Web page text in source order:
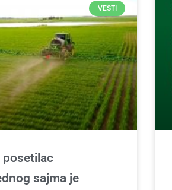
VESTI
posetilac
sajma je